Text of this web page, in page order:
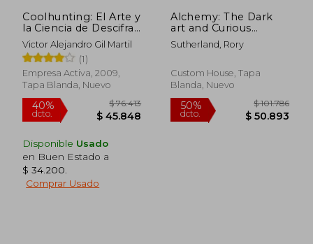
Coolhunting: El Arte y
la Ciencia de Descifrar
Tendencias: Conozc a
hoy lo que sus
Clientes Demandaran
Mañana
Victor Alejandro Gil Martil
(1)
Empresa Activa, 2009,
Tapa Blanda, Nuevo
Disponible Usado
en Buen Estado a
$ 34.200
Comprar Usado
Alchemy: The Dark
art and Curious
Science of Creating
Magic in Brands,
Inglés)
Sutherland, Rory
Custom House, Tapa
Blanda, Nuevo